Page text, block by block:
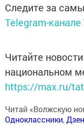
Следите за
Telegram-канале
Читайте
национальном
https://max.ru/
Читай «Волжскую
Одноклассники,Дзен